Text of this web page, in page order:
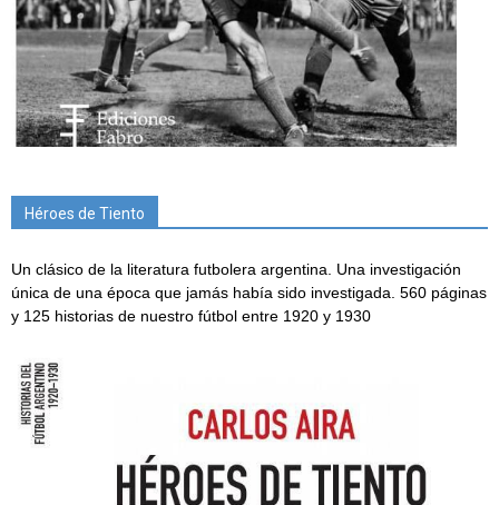
Héroes de Tiento
Un clásico de la literatura futbolera argentina. Una investigación
única de una época que jamás había sido investigada. 560 páginas
y 125 historias de nuestro fútbol entre 1920 y 1930